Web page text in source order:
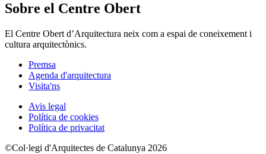
Sobre el Centre Obert
El Centre Obert d’Arquitectura neix com a espai de coneixement i
cultura arquitectònics.
Premsa
Agenda d'arquitectura
Visita'ns
Avis legal
Política de cookies
Política de privacitat
©Col·legi d'Arquitectes de Catalunya 2026